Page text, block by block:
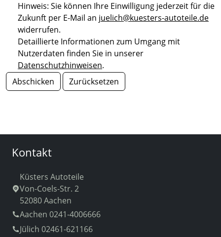
Hinweis: Sie können Ihre Einwilligung jederzeit für die
Zukunft per E-Mail an juelich@kuesters-autoteile.de
widerrufen.
Detaillierte Informationen zum Umgang mit
Nutzerdaten finden Sie in unserer
Datenschutzhinweisen.
Abschicken
Zurücksetzen
Kontakt
Küsters Autoteile
Von-Coels-Str. 2
52080 Aachen
Aachen 0241-4006666
Jülich 02461-621166